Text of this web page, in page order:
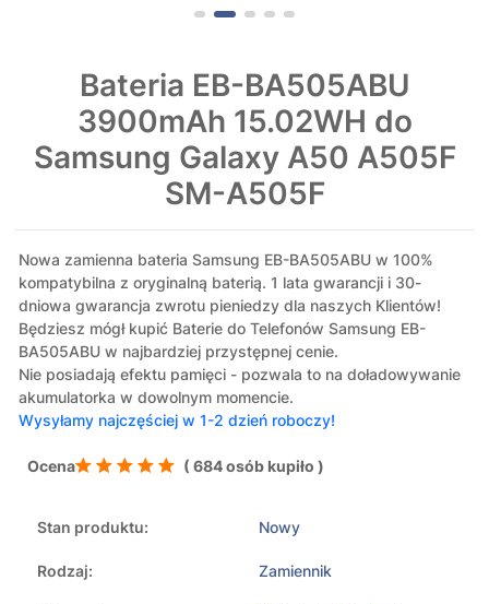
Bateria EB-BA505ABU
3900mAh 15.02WH do
Samsung Galaxy A50 A505F
SM-A505F
Nowa zamienna bateria Samsung EB-BA505ABU w 100%
kompatybilna z oryginalną baterią. 1 lata gwarancji i 30-
dniowa gwarancja zwrotu pieniedzy dla naszych Klientów!
Będziesz mógł kupić Baterie do Telefonów Samsung EB-
BA505ABU w najbardziej przystępnej cenie.
Nie posiadają efektu pamięci - pozwala to na doładowywanie
akumulatorka w dowolnym momencie.
Wysyłamy najczęściej w 1-2 dzień roboczy!
Ocena ( 684 osób kupiło )
Stan produktu: Nowy
Rodzaj: Zamiennik